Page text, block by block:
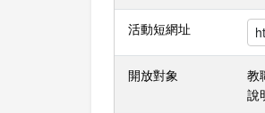
活動短網址
開放對象
教
說